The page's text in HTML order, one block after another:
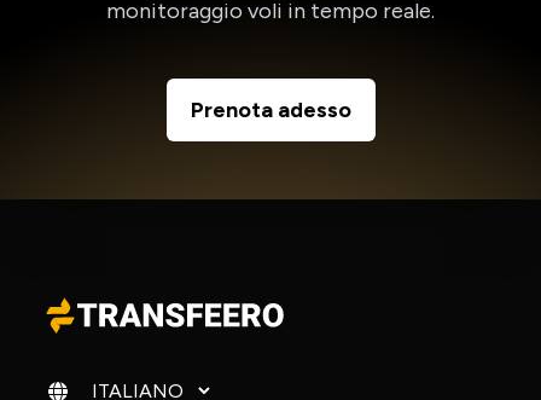
monitoraggio voli in tempo reale.
Prenota adesso
Cambia lingua